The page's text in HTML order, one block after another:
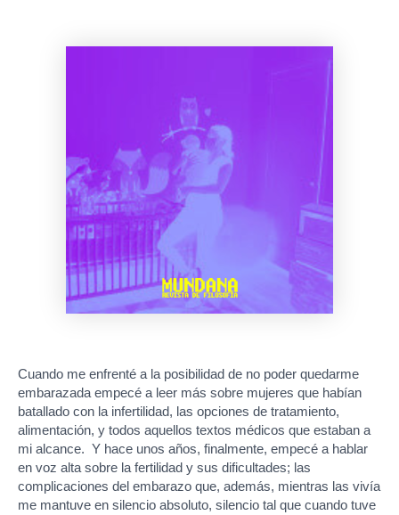
Cuando me enfrenté a la posibilidad de no poder quedarme
embarazada empecé a leer más sobre mujeres que habían
batallado con la infertilidad, las opciones de tratamiento,
alimentación, y todos aquellos textos médicos que estaban a
mi alcance. Y hace unos años, finalmente, empecé a hablar
en voz alta sobre la fertilidad y sus dificultades; las
complicaciones del embarazo que, además, mientras las vivía
me mantuve en silencio absoluto, silencio tal que cuando tuve